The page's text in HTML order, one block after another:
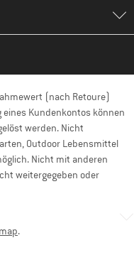
(nach Retoure)
Kundenkontos können
werden. Nicht
Outdoor Lebensmittel
Nicht mit anderen
weitergegeben oder
.